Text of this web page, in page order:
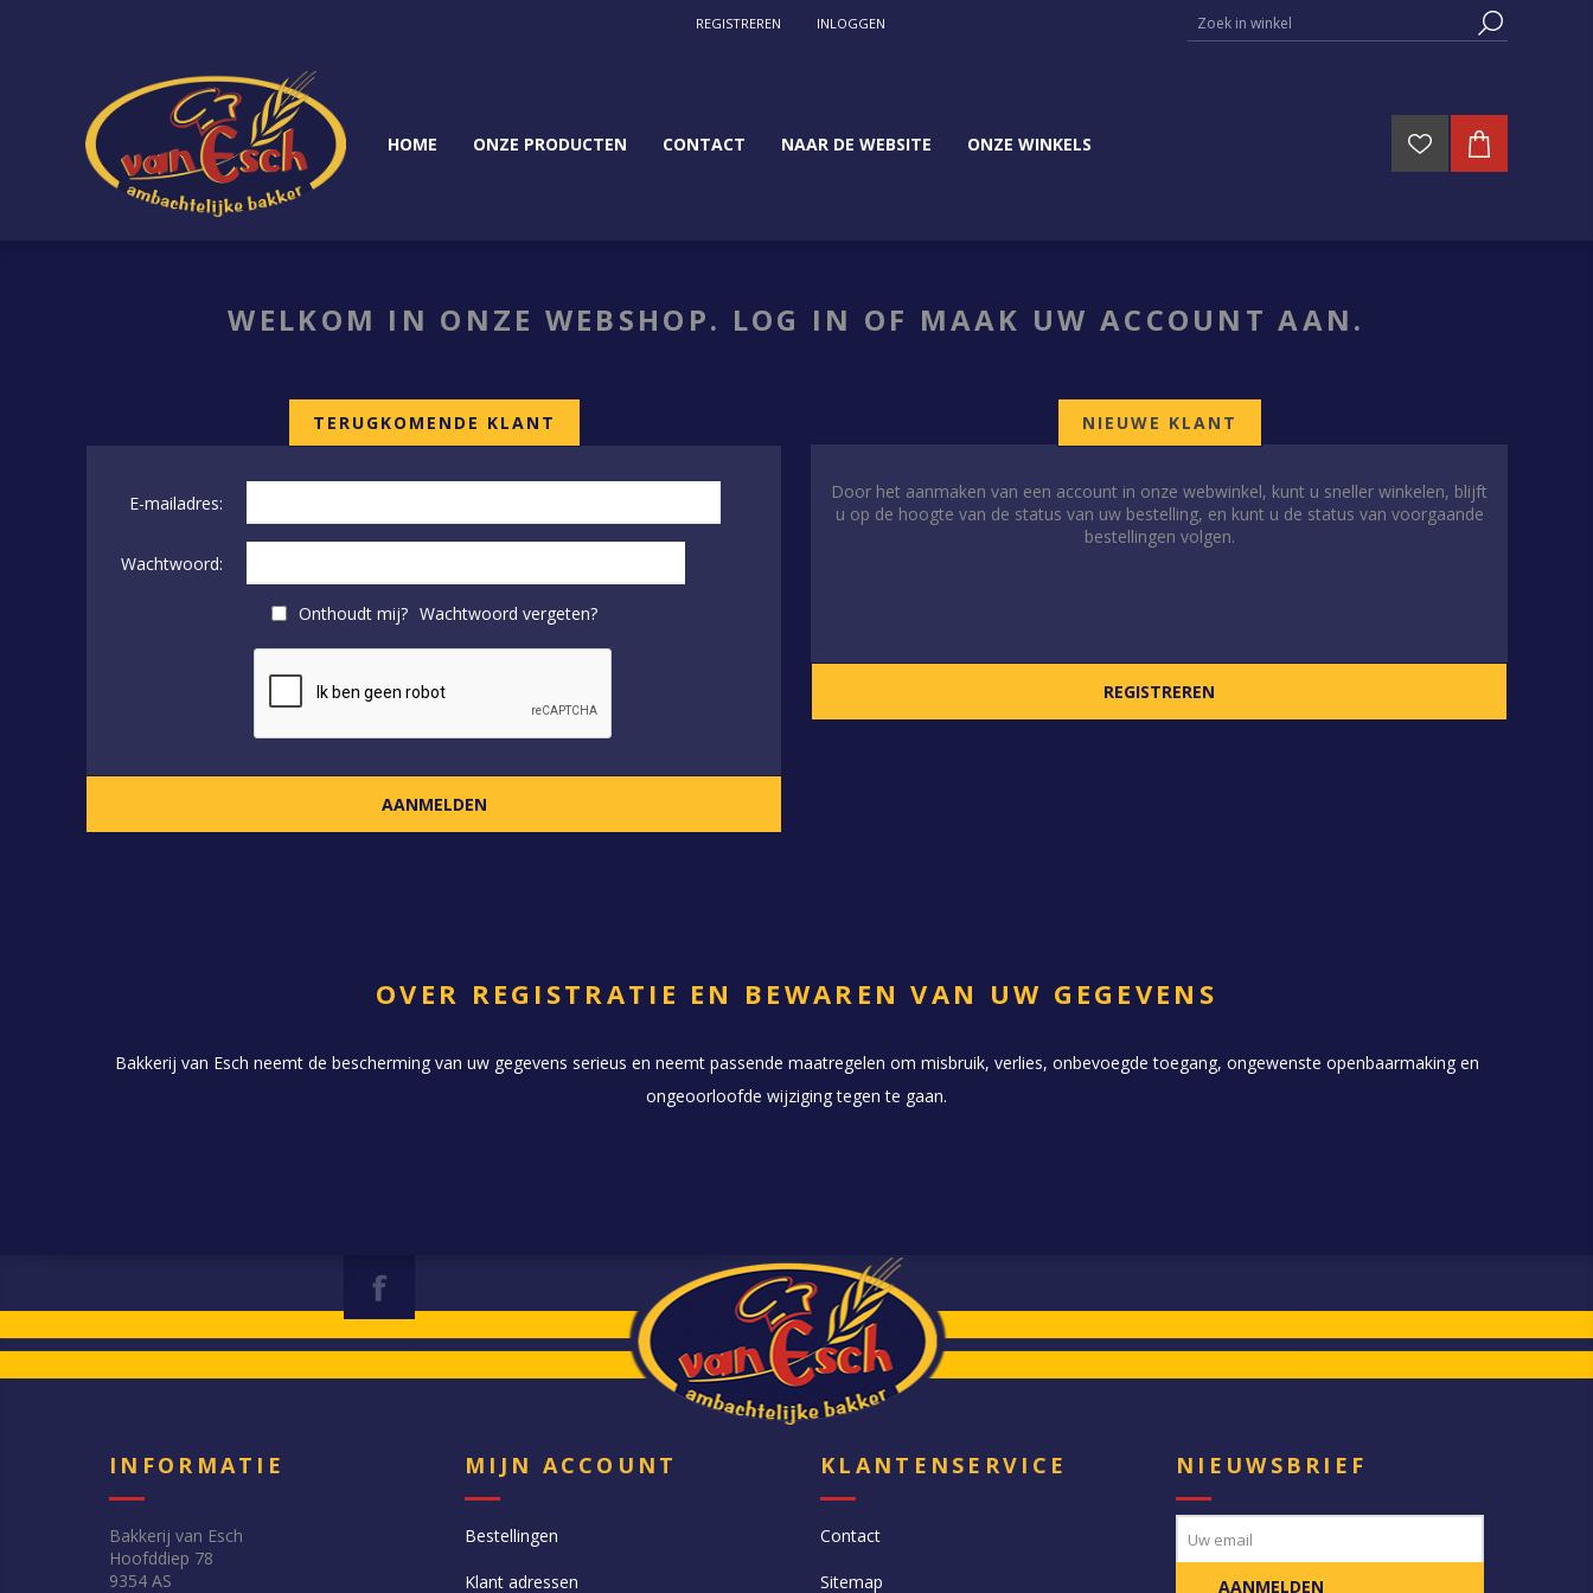
REGISTREREN INLOGGEN
HOME ONZE PRODUCTEN CONTACT NAAR DE WEBSITE ONZE WINKELS
WELKOM IN ONZE WEBSHOP. LOG IN OF MAAK UW ACCOUNT AAN.
NIEUWE KLANT
Door het aanmaken van een account in onze webwinkel, kunt u sneller winkelen, blijft
u op de hoogte van de status van uw bestelling, en kunt u de status van voorgaande
bestellingen volgen.
TERUGKOMENDE KLANT
E-mailadres:
Wachtwoord:
Onthoudt mij? Wachtwoord vergeten?
OVER REGISTRATIE EN BEWAREN VAN UW GEGEVENS
Bakkerij van Esch neemt de bescherming van uw gegevens serieus en neemt passende maatregelen om misbruik, verlies, onbevoegde toegang, ongewenste openbaarmaking en
ongeoorloofde wijziging tegen te gaan.
INFORMATIE
Bakkerij van Esch
Hoofddiep 78
9354 AS
MIJN ACCOUNT
Bestellingen
Klant adressen
KLANTENSERVICE
Contact
Sitemap
NIEUWSBRIEF